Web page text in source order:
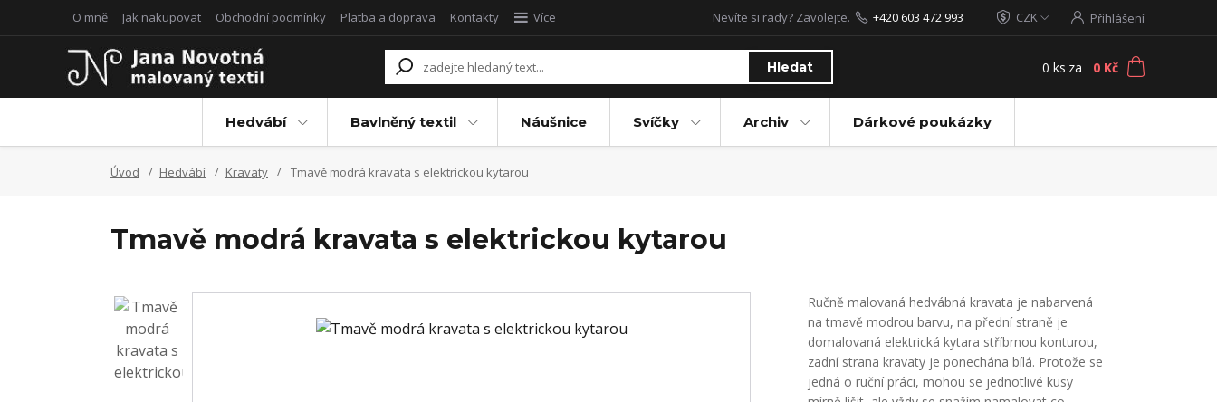
O mně Jak nakupovat Obchodní podmínky Platba a doprava Kontakty Více CZK Přihlášení
Hledat
Nevíte si rady? Zavolejte. +420 603 472 993
0 ks za 0 Kč
Hedvábí Bavlněný textil Náušnice Svíčky Archiv Dárkové poukázky
Úvod Hedvábí Kravaty Tmavě modrá kravata s elektrickou kytarou
Tmavě modrá kravata s elektrickou kytarou
Ručně malovaná hedvábná kravata je nabarvená
na tmavě modrou barvu, na přední straně je
domalovaná elektrická kytara stříbrnou konturou,
zadní strana kravaty je ponechána bílá. Protože se
jedná o ruční práci, mohou se jednotlivé kusy